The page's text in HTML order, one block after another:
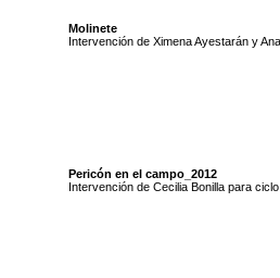
Molinete
Intervención de Ximena Ayestarán y
Pericón en el campo_2012
Intervención de Cecilia Bonilla para